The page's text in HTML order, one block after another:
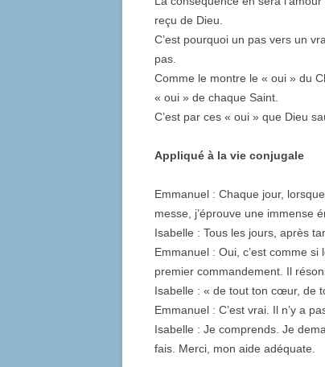
reçu de Dieu.
C’est pourquoi un pas vers un
pas.
Comme le montre le « oui » du
« oui » de chaque Saint.
C’est par ces « oui » que Dieu
Appliqué à la vie conjugale
Emmanuel : Chaque jour,
messe, j’éprouve une immense
Isabelle : Tous les jours, après
Emmanuel : Oui, c’est comme
premier commandement. Il
Isabelle : « de tout ton cœur, de
Emmanuel : C’est vrai. Il n’y a
Isabelle : Je comprends. Je
fais. Merci, mon aide adéquate.